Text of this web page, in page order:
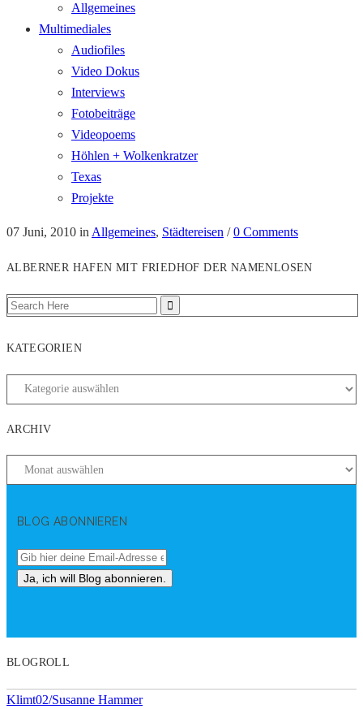
Allgemeines
Multimediales
Audiofiles
Video Dokus
Interviews
Fotobeiträge
Videopoems
Höhlen + Wolkenkratzer
Texas
Projekte
07 Juni, 2010 in Allgemeines, Städtereisen /0 Comments
ALBERNER HAFEN MIT FRIEDHOF DER NAMENLOSEN
KATEGORIEN
ARCHIV
BLOG ABONNIEREN
BLOGROLL
Klimt02/Susanne Hammer